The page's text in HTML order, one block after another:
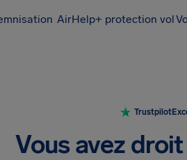
AirHelp+ protection vol
Trustpilot
Vous avez